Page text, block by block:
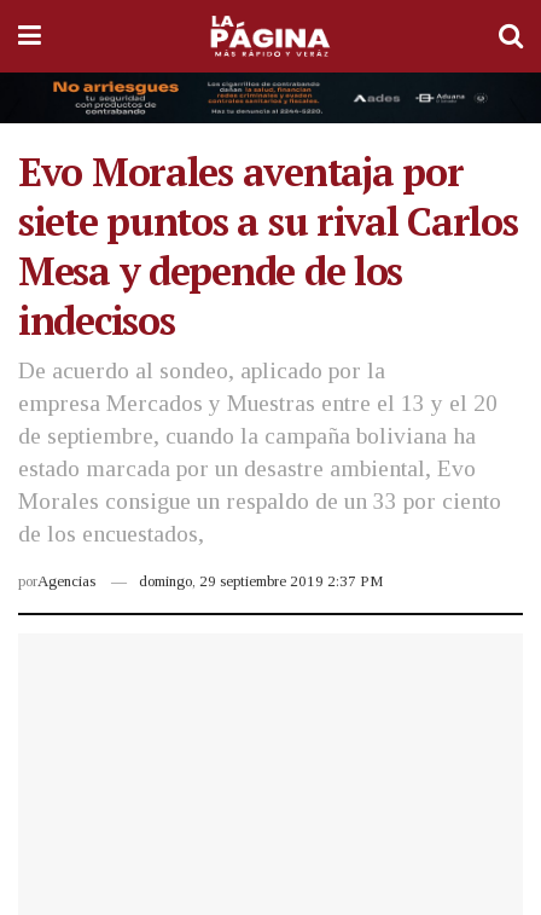
Evo Morales aventaja por
siete puntos a su rival Carlos
Mesa y depende de los
indecisos
De acuerdo al sondeo, aplicado por la
empresa Mercados y Muestras entre el 13 y el 20
de septiembre, cuando la campaña boliviana ha
estado marcada por un desastre ambiental, Evo
Morales consigue un respaldo de un 33 por ciento
de los encuestados,
porAgencias domingo, 29 septiembre 2019 2:37 PM